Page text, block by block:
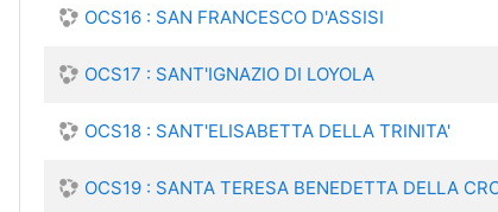
OCS16 : SAN FRANCESCO D'ASSISI
OCS17 : SANT'IGNAZIO DI LOYOLA
OCS18 : SANT'ELISABETTA DELLA TRINITA'
OCS19 : SANTA TERESA BENEDETTA DELLA